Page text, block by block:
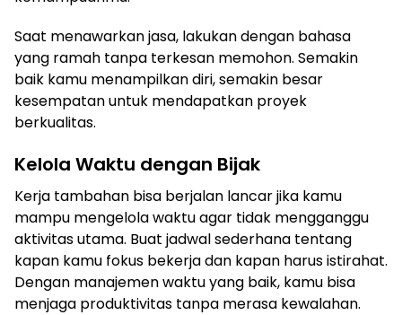
Saat menawarkan jasa, lakukan dengan bahasa
yang ramah tanpa terkesan memohon. Semakin
baik kamu menampilkan diri, semakin besar
kesempatan untuk mendapatkan proyek
berkualitas.
Kelola Waktu dengan Bijak
Kerja tambahan bisa berjalan lancar jika kamu
mampu mengelola waktu agar tidak mengganggu
aktivitas utama. Buat jadwal sederhana tentang
kapan kamu fokus bekerja dan kapan harus istirahat.
Dengan manajemen waktu yang baik, kamu bisa
menjaga produktivitas tanpa merasa kewalahan.